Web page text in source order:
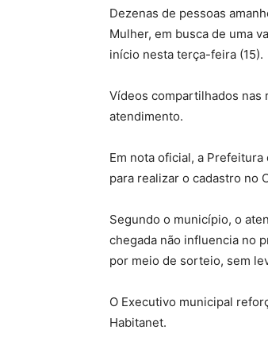
Dezenas de pessoas
Mulher, em busca de uma
início nesta terça-feira
Vídeos compartilhados nas
atendimento.
Em nota oficial, a
para realizar o cadastro no
Segundo o município, o
chegada não influencia no
por meio de sorteio, sem
O Executivo municipal
Habitanet.